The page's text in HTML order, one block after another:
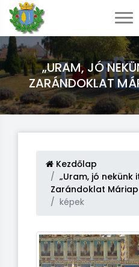
„URAM, JÓ
ZARÁNDOKLAT
Kezdőlap
„Uram, jó nekünk
Zarándoklat
képek